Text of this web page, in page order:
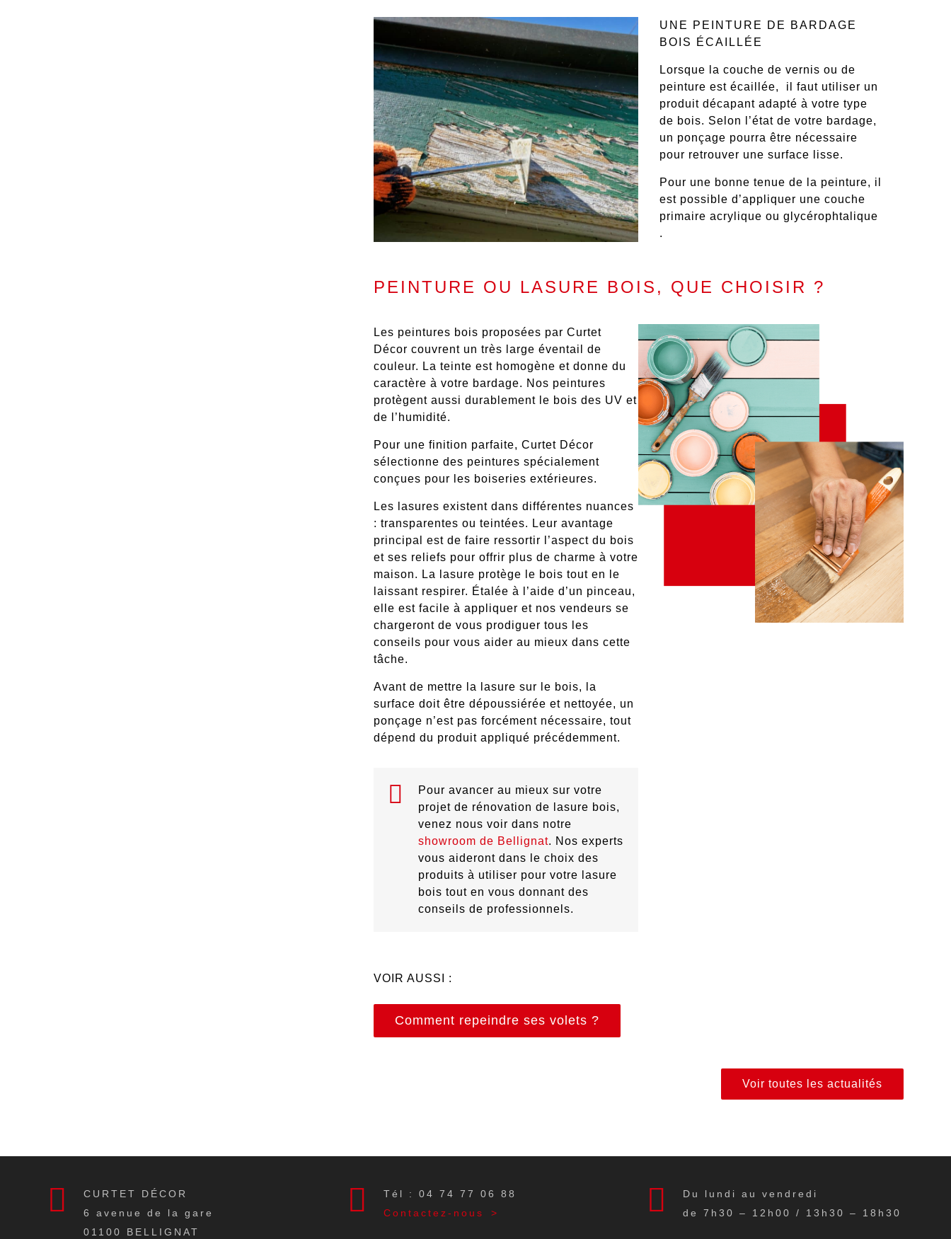
UNE PEINTURE DE BARDAGE
BOIS ÉCAILLÉE
Lorsque la couche de vernis ou de
peinture est écaillée, il faut utiliser un
produit décapant adapté à votre type
de bois. Selon l’état de votre bardage,
un ponçage pourra être nécessaire
pour retrouver une surface lisse.
Pour une bonne tenue de la peinture, il
est possible d’appliquer une couche
primaire acrylique ou glycérophtalique
.
PEINTURE OU LASURE BOIS, QUE CHOISIR ?
Les peintures bois proposées par Curtet
Décor couvrent un très large éventail de
couleur. La teinte est homogène et donne du
caractère à votre bardage. Nos peintures
protègent aussi durablement le bois des UV et
de l’humidité.
Pour une finition parfaite, Curtet Décor
sélectionne des peintures spécialement
conçues pour les boiseries extérieures.
Les lasures existent dans différentes nuances
: transparentes ou teintées. Leur avantage
principal est de faire ressortir l’aspect du bois
et ses reliefs pour offrir plus de charme à votre
maison. La lasure protège le bois tout en le
laissant respirer. Étalée à l’aide d’un pinceau,
elle est facile à appliquer et nos vendeurs se
chargeront de vous prodiguer tous les
conseils pour vous aider au mieux dans cette
tâche.
Avant de mettre la lasure sur le bois,
la
surface doit être dépoussiérée et nettoyée, un
ponçage n’est pas forcément nécessaire, tout
dépend du produit appliqué précédemment.
Pour avancer au mieux sur votre
projet de rénovation de lasure bois,
venez nous voir dans notre
showroom de Bellignat. Nos experts
vous aideront dans le choix des
produits à utiliser pour votre lasure
bois tout en vous donnant des
conseils de professionnels.
VOIR AUSSI :
Comment repeindre ses volets ?
Voir toutes les actualités
CURTET DÉCOR
6 avenue de la gare
01100
BELLIGNAT
Tél : 04 74 77 06 88
Contactez-nous
Du lundi au vendredi
de 7h30 – 12h00 / 13h30 – 18h30